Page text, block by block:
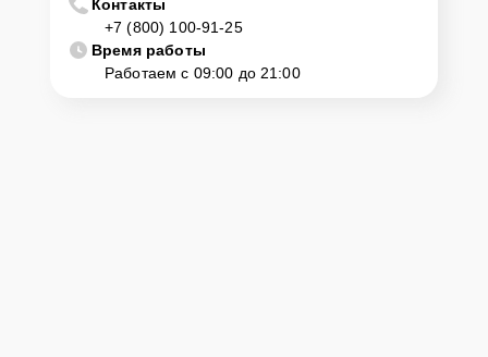
Если у клиента нет времени или возможности для перемещения
крупногабаритной техники, он может заказать курьерскую
доставку или услугу выезда мастера. Специалист приедет в
удобное место и время, проведет тщательную диагностику и при
Контакты
+7 (800) 100-91-25
Время работы
Работаем с 09:00 до 21:00